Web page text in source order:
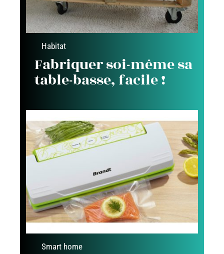
Habitat
Fabriquer soi-même sa
table-basse, facile !
Smart home